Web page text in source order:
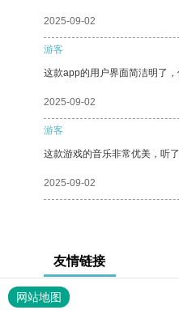
2025-09-02
游客
这款app的用户界面简洁明了
2025-09-02
游客
这款游戏的音乐非常优美，听
2025-09-02
友情链接
网站地图